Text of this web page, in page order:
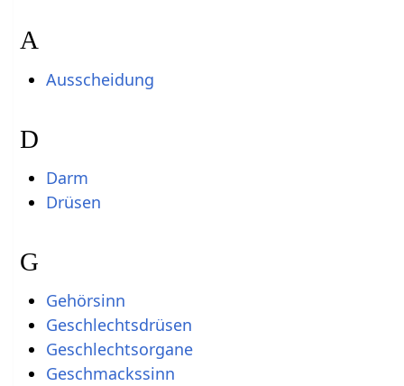
A
Ausscheidung
D
Darm
Drüsen
G
Gehörsinn
Geschlechtsdrüsen
Geschlechtsorgane
Geschmackssinn